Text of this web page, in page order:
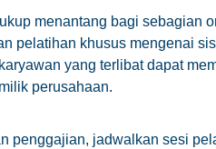
menantang bagi sebagian
pelatihan khusus mengenai
yang terlibat dapat
perusahaan.
penggajian, jadwalkan sesi